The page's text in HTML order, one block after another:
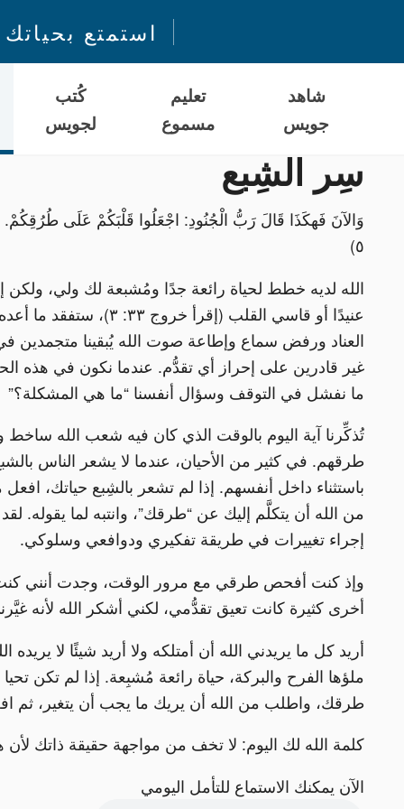
استمتع
شاهد
جويس
تعليم
مسموع
كُتب
لجويس
سِر الشِبع
٥)
الله لديه خطط لحياة رائعة جدًا ومُشبعة لك ولي، ولكن
عنيدًا أو قاسي القلب (إقرأ خروج ٣٣: ٣)،
العناد ورفض سماع وإطاعة صوت الله يُبقينا متجمدين
غير قادرين على إحراز أي تقدُّم. عندما نكون في هذه
ما نفشل في التوقف وسؤال أنفسنا “ما هي المشكلة؟”
تُذكِّرنا آية اليوم بالوقت الذي كان فيه شعب الله
طرقهم. في كثير من الأحيان، عندما لا يشعر الناس
باستثناء داخل أنفسهم. إذا لم تشعر بالشِبع حياتك،
من الله أن يتكلَّم إليك عن “طرقك”، وانتبه لما
إجراء تغييرات في طريقة تفكيري ودوافعي وسلوكي.
وإذ كنت أفحص طرقي مع مرور الوقت، وجدت أنني كنت
أخرى كثيرة كانت تعيق تقدُّمي، لكني أشكر الله لأنه
أريد كل ما يريدني الله أن أمتلكه ولا أريد شيئًا لا
ملؤها الفرح والبركة، حياة رائعة مُشبِعة. إذا لم
طرقك، واطلب من الله أن يريك ما يجب أن يتغير، ثم
كلمة الله لك اليوم: لا تخف من مواجهة حقيقة ذاتك
الآن يمكنك الاستماع للتأمل اليومي